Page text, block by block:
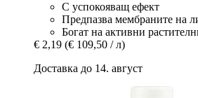
С успокояващ ефект
Предпазва мембраните на
Богат на активни
€ 2,19 (€ 109,50 / л)
Доставка до 14. август